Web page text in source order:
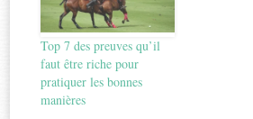
Top 7 des preuves qu’il
faut être riche pour
pratiquer les bonnes
manières